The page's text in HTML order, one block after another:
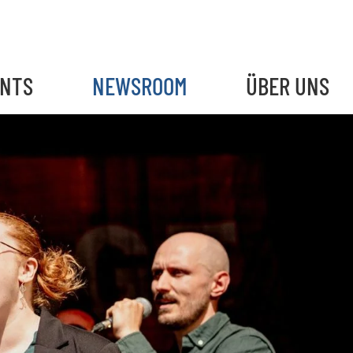
NEWSROOM ÜBER UNS